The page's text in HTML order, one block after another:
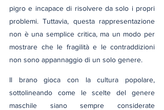
pigro e incapace di risolvere da solo i propri
problemi. Tuttavia, questa rappresentazione
non è una semplice critica, ma un modo per
mostrare che le fragilità e le contraddizioni
non sono appannaggio di un solo genere.
Il brano gioca con la cultura popolare,
sottolineando come le scelte del genere
maschile siano sempre considerate